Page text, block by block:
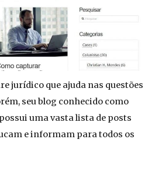
jurídico que ajuda nas questões
seu blog conhecido como
uma vasta lista de posts
e informam para todos os